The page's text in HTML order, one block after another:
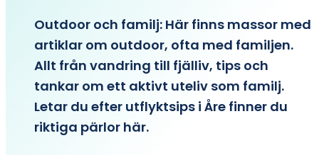
Outdoor och familj: Här finns massor med
artiklar om outdoor, ofta med familjen.
Allt från vandring till fjälliv, tips och
tankar om ett aktivt uteliv som familj.
Letar du efter utflyktsips i Åre finner du
riktiga pärlor här.